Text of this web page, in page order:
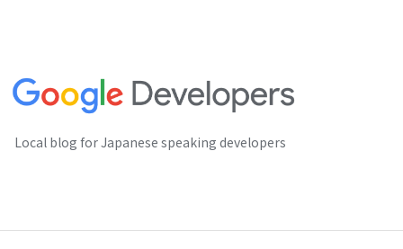
Local blog for Japanese speaking developers